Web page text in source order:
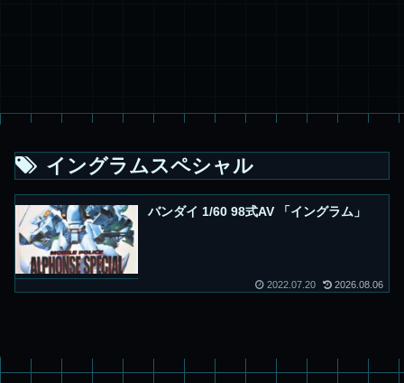
イングラムスペシャル
バンダイ 1/60 98式AV 「イングラム」
2022.07.20 2026.08.06